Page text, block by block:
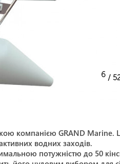
6 /
компанією GRAND
водних заходів.
потужністю до 50